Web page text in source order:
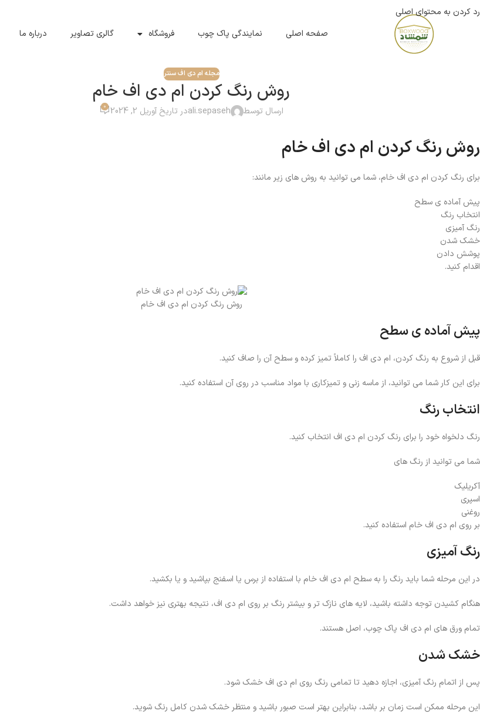
رد کردن به محتوای اصلی
صفحه اصلی
نمایندگی پاک چوب فروشگاه گالری تصاویر درباره ما
مجله ام دی اف سنتر
روش رنگ کردن ام دی اف خام
ارسال توسط ali.sepasehدر تاریخ آوریل 2, 2024 0
روش رنگ کردن ام دی اف خام
برای رنگ کردن ام دی اف خام، شما می توانید به روش های زیر مانند:
پیش آماده ی سطح
انتخاب رنگ
رنگ آمیزی
خشک شدن
پوشش دادن
اقدام کنید.
روش رنگ کردن ام دی اف خام
پیش آماده ی سطح
قبل از شروع به رنگ کردن، ام دی اف را کاملاً تمیز کرده و سطح آن را صاف کنید.
برای این کار شما می توانید، از ماسه ‌زنی و تمیزکاری با مواد مناسب در روی آن استفاده کنید.
انتخاب رنگ
رنگ دلخواه خود را برای رنگ کردن ام دی اف انتخاب کنید.
شما می توانید از رنگ های
آکریلیک
اسپری
روغنی
بر روی ام دی اف خام استفاده کنید.
رنگ آمیزی
در این مرحله شما باید رنگ را به سطح ام دی اف خام با استفاده از برس یا اسفنج بپاشید و یا بکشید.
هنگام کشیدن توجه داشته باشید، لایه های نازک ‌تر و بیشتر رنگ بر روی ام دی اف، نتیجه بهتری نیز خواهد داشت.
تمام ورق های ام دی اف پاک چوب، اصل هستند.
خشک شدن
پس از اتمام رنگ آمیزی، اجازه دهید تا تمامی رنگ روی ام دی اف خشک شود.
این مرحله ممکن است زمان بر باشد، بنابراین بهتر است صبور باشید و منتظر خشک شدن کامل رنگ شوید.